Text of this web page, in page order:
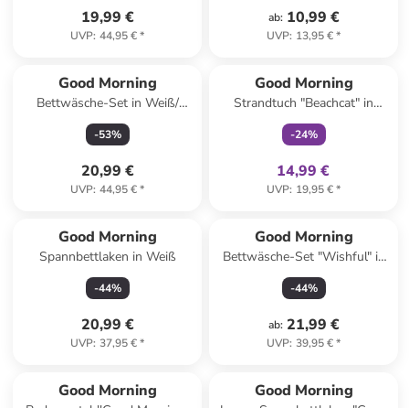
19,99 €
UVP: 44,95 €*
ab: 10,99 €
UVP: 13,95 €*
Good Morning
Bettwäsche-Set in Weiß/
Schwarz
-53%
20,99 €
UVP: 44,95 €*
Good Morning
Strandtuch "Beachcat" in
Beige/ Blau
-24%
14,99 €
UVP: 19,95 €*
Good Morning
Spannbettlaken in Weiß
-44%
20,99 €
UVP: 37,95 €*
Good Morning
Bettwäsche-Set "Wishful" in
Hellblau
-44%
ab: 21,99 €
UVP: 39,95 €*
Good Morning Good Morning